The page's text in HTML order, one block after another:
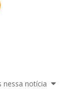
nessa notícia